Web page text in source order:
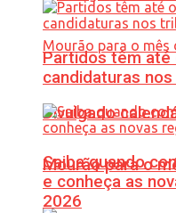
Divulgado
Mourão para o
Partidos têm até
candidaturas
Saiba quando
e conheça as
2026